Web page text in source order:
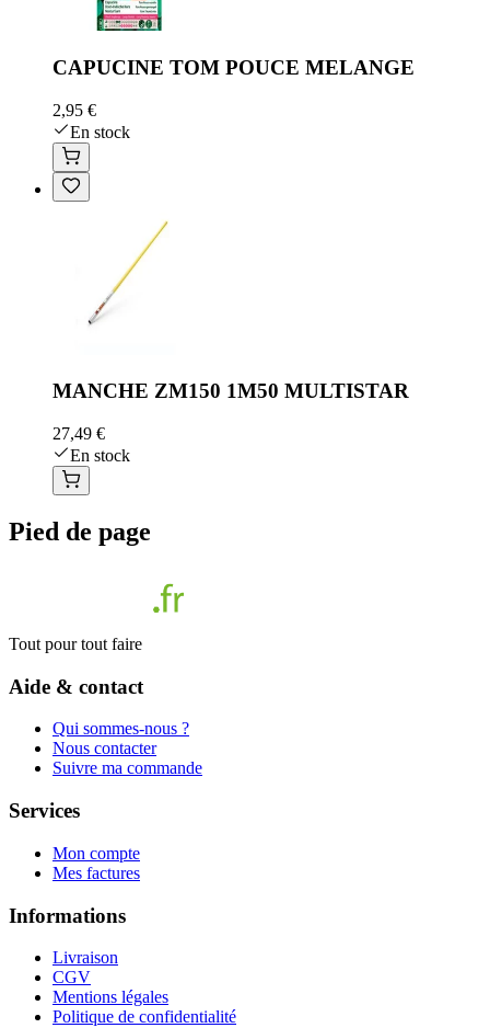
CAPUCINE TOM POUCE MELANGE
2,95 €
En stock
MANCHE ZM150 1M50 MULTISTAR
27,49 €
En stock
Pied de page
Tout pour tout faire
Aide & contact
Qui sommes-nous ?
Nous contacter
Suivre ma commande
Services
Mon compte
Mes factures
Informations
Livraison
CGV
Mentions légales
Politique de confidentialité